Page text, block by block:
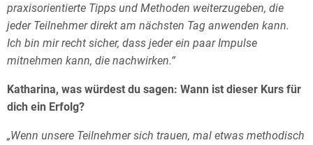
praxisorientierte Tipps und Methoden weiterzugeben, die
jeder Teilnehmer direkt am nächsten Tag anwenden kann.
Ich bin mir recht sicher, dass jeder ein paar Impulse
mitnehmen kann, die nachwirken.“
Katharina, was würdest du sagen: Wann ist dieser Kurs für
dich ein Erfolg?
„Wenn unsere Teilnehmer sich trauen, mal etwas methodisch